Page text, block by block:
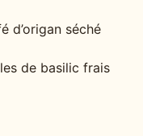
d’origan séché
de basilic frais